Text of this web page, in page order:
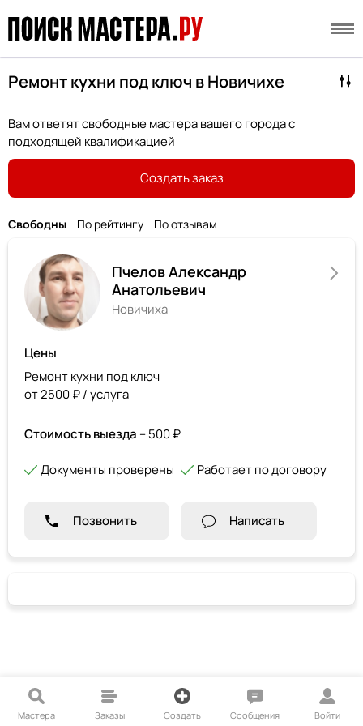
Ремонт кухни под ключ в Новичихе
Вам ответят свободные мастера вашего города с
подходящей квалификацией
Создать заказ
Свободны По рейтингу По отзывам
Пчелов Александр
Анатольевич
Новичиха
Цены
Ремонт кухни под ключ
от 2500 ₽ / услуга
Стоимость выезда – 500 ₽
Документы проверены Работает по договору
Позвонить Написать
Мастера Заказы Создать Сообщения Войти